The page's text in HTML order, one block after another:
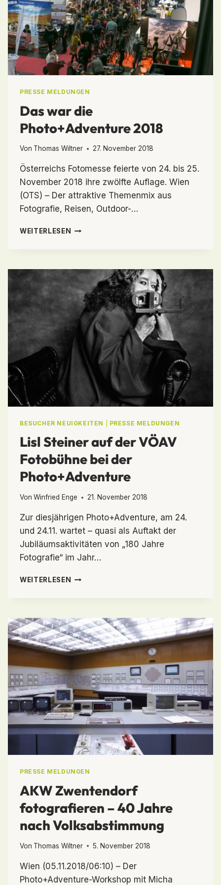
PRESSE MELDUNGEN
Das war die
Photo+Adventure 2018
Von Thomas Wiltner 27. November 2018
Österreichs Fotomesse feierte von 24. bis 25.
November 2018 ihre zwölfte Auflage. Wien
(OTS) – Der attraktive Themenmix aus
Fotografie, Reisen, Outdoor-…
WEITERLESEN
DAS
2018
BESUCHER NEUIGKEITEN PRESSE MELDUNGEN
Lisl Steiner auf der VÖAV
Fotobühne bei der
Photo+Adventure
Von Winfried Enge 21. November 2018
Zur diesjährigen Photo+Adventure, am 24.
und 24.11. wartet – quasi als Auftakt der
Jubiläumsaktivitäten von „180 Jahre
Fotografie“ im Jahr…
WEITERLESEN
LISL
VÖAV
FOTOBÜHNE
BEI
DER
PRESSE MELDUNGEN
AKW Zwentendorf
fotografieren – 40 Jahre
nach Volksabstimmung
Von Thomas Wiltner 5. November 2018
Wien (05.11.2018/06:10) – Der
Photo+Adventure-Workshop mit Micha